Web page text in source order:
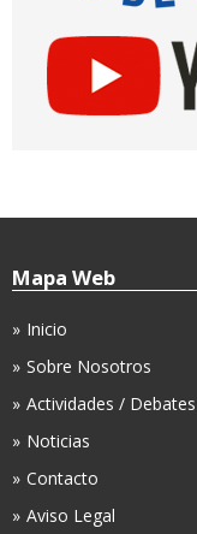
Mapa Web
Inicio
Sobre Nosotros
Actividades / Debates
Noticias
Contacto
Aviso Legal